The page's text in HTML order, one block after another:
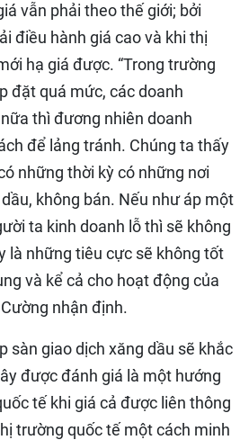
vẫn phải theo thế giới; bởi
điều hành giá cao và khi thị
hạ giá được. “Trong trường
đặt quá mức, các doanh
thì đương nhiên doanh
để lảng tránh. Chúng ta thấy
những thời kỳ có những nơi
không bán. Nếu như áp một
ta kinh doanh lỗ thì sẽ không
là những tiêu cực sẽ không tốt
và kể cả cho hoạt động của
nhận định.
sàn giao dịch xăng dầu sẽ khắc
được đánh giá là một hướng
tế khi giá cả được liên thông
trường quốc tế một cách minh